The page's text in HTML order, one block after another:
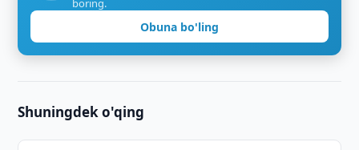
boring.
Obuna bo'ling
Shuningdek o'qing